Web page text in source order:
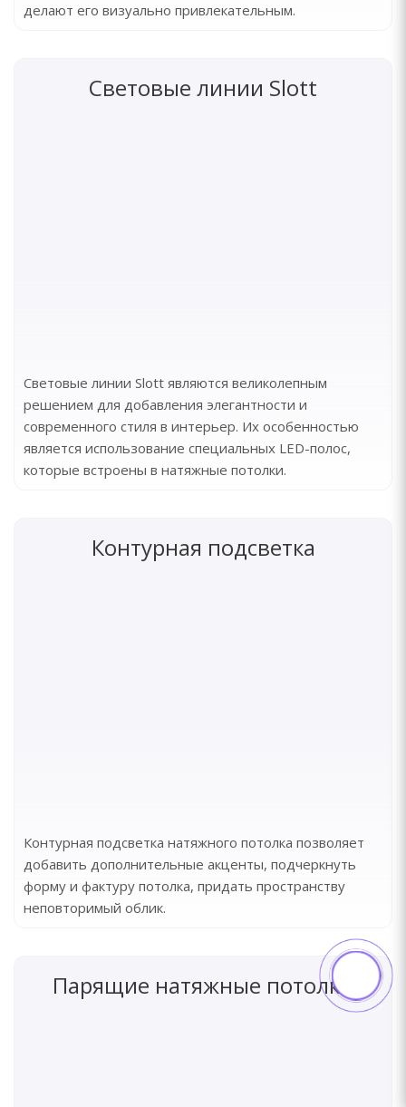
делают его визуально привлекательным.
Световые линии Slott
Световые линии Slott являются великолепным
решением для добавления элегантности и
современного стиля в интерьер. Их особенностью
является использование специальных LED-полос,
которые встроены в натяжные потолки.
Контурная подсветка
Контурная подсветка натяжного потолка позволяет
добавить дополнительные акценты, подчеркнуть
форму и фактуру потолка, придать пространству
неповторимый облик.
Парящие натяжные потолки